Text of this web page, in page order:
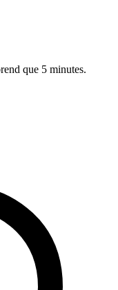
que 5 minutes.